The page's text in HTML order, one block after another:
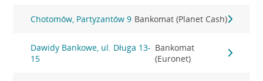
Chotomów, Partyzantów 9 Bankomat (Planet Cash)
Dawidy Bankowe, ul. Długa 13-
15
Bankomat
(Euronet)